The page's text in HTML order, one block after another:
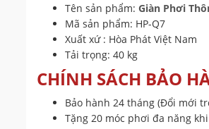
Tên sản phẩm: Giàn Phơi
Mã sản phẩm: HP-Q7
Xuất xứ : Hòa Phát Việt Nam
Tải trọng: 40 kg
CHÍNH SÁCH BẢO
Bảo hành 24 tháng (Đổi mới
Tặng 20 móc phơi đa năng